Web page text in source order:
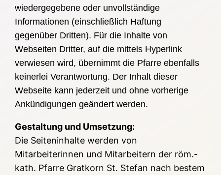
wiedergegebene oder unvollständige
Informationen (einschließlich Haftung
gegenüber Dritten). Für die Inhalte von
Webseiten Dritter, auf die mittels Hyperlink
verwiesen wird, übernimmtdie Pfarreebenfalls
keinerlei Verantwortung. Der Inhalt dieser
Webseite kann jederzeit und ohne vorherige
Ankündigungen geändert werden.
Gestaltung und Umsetzung:
Die Seiteninhalte werden von
Mitarbeiterinnen und Mitarbeitern der röm.-
kath. Pfarre Gratkorn St. Stefan nach bestem